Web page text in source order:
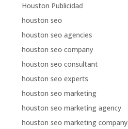
Houston Publicidad
houston seo
houston seo agencies
houston seo company
houston seo consultant
houston seo experts
houston seo marketing
houston seo marketing agency
houston seo marketing company